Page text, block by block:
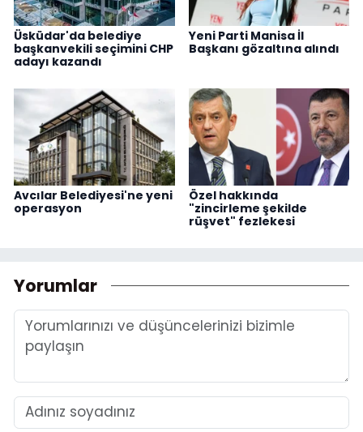
Üsküdar'da belediye
başkanvekili seçimini CHP
adayı kazandı
Yeni Parti Manisa İl
Başkanı gözaltına alındı
Avcılar Belediyesi'ne yeni
operasyon
Özel hakkında
"zincirleme şekilde
rüşvet" fezlekesi
Yorumlar